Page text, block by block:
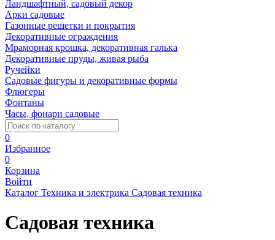
Ландшафтный, садовый декор
Арки садовые
Газонные решетки и покрытия
Декоративные ограждения
Мраморная крошка, декоративная галька
Декоративные пруды, живая рыба
Ручейки
Садовые фигуры и декоративные формы
Флюгеры
Фонтаны
Часы, фонари садовые
0
Избранное
0
Корзина
Войти
Каталог Техника и электрика Садовая техника
Садовая техника